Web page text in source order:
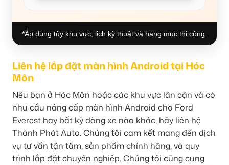
*Áp dụng tùy khu vực, lịch kỹ thuật và hạng mục thi công.
Liên hệ lắp đặt màn hình Android tại Hóc
Môn
Nếu bạn ở Hóc Môn hoặc các khu vực lân cận và có
nhu cầu nâng cấp màn hình Android cho Ford
Everest hay bất kỳ dòng xe nào khác, hãy liên hệ
Thành Phát Auto. Chúng tôi cam kết mang đến dịch
vụ tư vấn tận tâm, sản phẩm chính hãng, và quy
trình lắp đặt chuyên nghiệp. Chúng tôi cũng cung